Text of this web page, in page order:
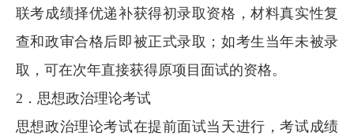
联考成绩择优递补获得初录取资格，材料真实性复
查和政审合格后即被正式录取；如考生当年未被录
取，可在次年直接获得原项目面试的资格。
2．思想政治理论考试
思想政治理论考试在提前面试当天进行，考试成绩